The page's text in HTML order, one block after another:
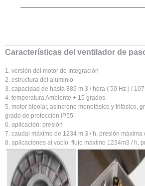
Características del ventilador de
1. versión del motor de Integración
2. estructura del aluminio
3. capacidad de hasta 889 m 3 / hora ( 50 Hz ) /
4. temperatura Ambiente + 15 grados
5. motor bipolar, asíncrono monofásico y trifásico,
grado de protección IP55
6. aplicación: presión
7. caudal máximo de 1234 m 3 / h, presión máxima
8. aplicaciones al vacío: flujo máximo 1234m3 / h,